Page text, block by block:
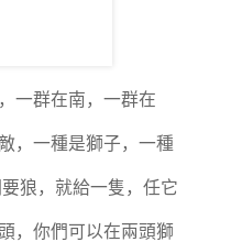
一群在南，一群在
，一種是獅子，一種
狼，就給一隻，任它
，你們可以在兩頭獅